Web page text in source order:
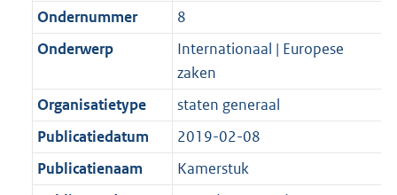
Ondernummer
8
Onderwerp
Internationaal | Europese
zaken
Organisatietype
staten generaal
Publicatiedatum
2019-02-08
Publicatienaam
Kamerstuk